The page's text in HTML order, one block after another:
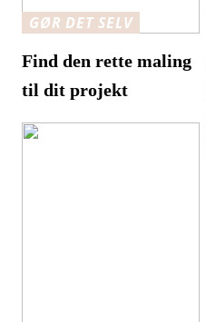
GØR DET SELV
Find den rette maling
til dit projekt